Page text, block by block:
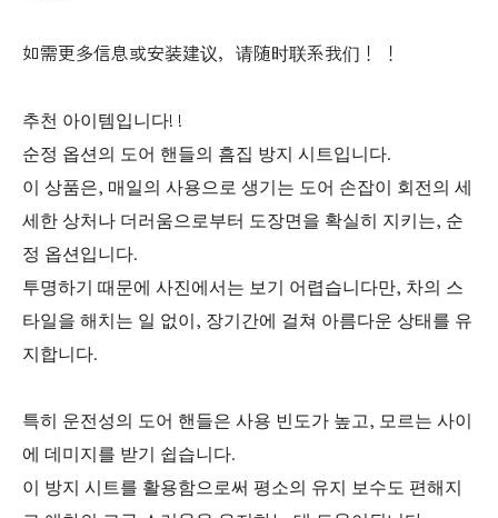
如需更多信息或安装建议，请随时联系我们！ ！
추천 아이템입니다! !
순정 옵션의 도어 핸들의 흠집 방지 시트입니다.
이 상품은, 매일의 사용으로 생기는 도어 손잡이 회전의 세
세한 상처나 더러움으로부터 도장면을 확실히 지키는, 순
정 옵션입니다.
투명하기 때문에 사진에서는 보기 어렵습니다만, 차의 스
타일을 해치는 일 없이, 장기간에 걸쳐 아름다운 상태를 유
지합니다.
특히 운전성의 도어 핸들은 사용 빈도가 높고, 모르는 사이
에 데미지를 받기 쉽습니다.
이 방지 시트를 활용함으로써 평소의 유지 보수도 편해지